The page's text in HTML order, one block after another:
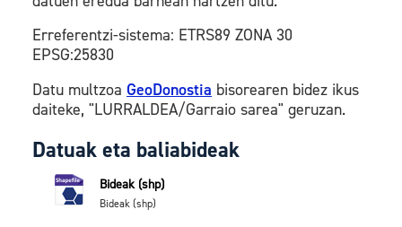
Erreferentzi-sistema: ETRS89 ZONA 30
EPSG:25830
Datu multzoa GeoDonostia bisorearen bidez ikus
daiteke, "LURRALDEA/Garraio sarea" geruzan.
Datuak eta baliabideak
Bideak (shp)
Bideak (shp)